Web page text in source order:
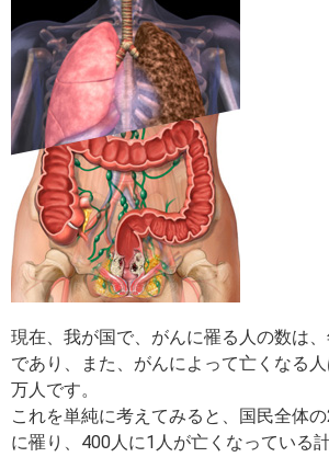
現在、我が国で、がんに罹る人の数は
であり、また、がんによって亡くなる
万人です。
これを単純に考えてみると、国民全体
に罹り、400人に1人が亡くなっている